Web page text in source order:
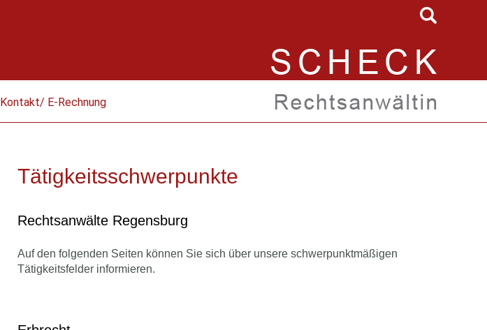
Kontakt/ E-Rechnung
Tätigkeitsschwerpunkte
Rechtsanwälte Regensburg
Auf den folgenden Seiten können Sie sich über unsere schwerpunktmäßigen
Tätigkeitsfelder informieren.